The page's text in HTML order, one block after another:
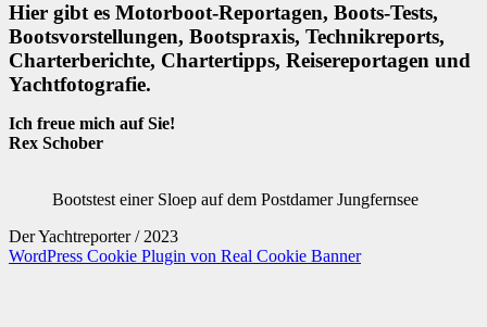
Hier gibt es Motorboot-Reportagen, Boots-Tests,
Bootsvorstellungen, Bootspraxis, Technikreports,
Charterberichte, Chartertipps, Reisereportagen und
Yachtfotografie.
Ich freue mich auf Sie!
Rex Schober
Bootstest einer Sloep auf dem Postdamer Jungfernsee
Der Yachtreporter / 2023
WordPress Cookie Plugin von Real Cookie Banner